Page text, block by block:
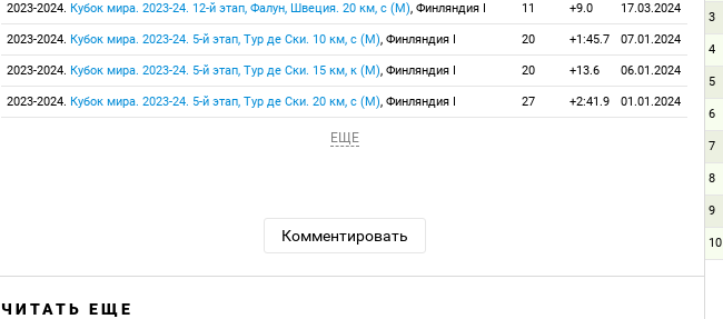
2023-2024. Кубок мира. 2023-24. 12-й этап, Фалун, Швеция. 20 км, с (М), Финляндия I 11 +9.0 17.03.2024
2023-2024. Кубок мира. 2023-24. 5-й этап, Тур де Ски. 10 км, с (М), Финляндия I 20 +1:45.7 07.01.2024
2023-2024. Кубок мира. 2023-24. 5-й этап, Тур де Ски. 15 км, к (М), Финляндия I 20 +13.6 06.01.2024
2023-2024. Кубок мира. 2023-24. 5-й этап, Тур де Ски. 20 км, с (М), Финляндия I 27 +2:41.9 01.01.2024
ЕЩЕ
Комментировать
ЧИТАТЬ ЕЩЕ
3
4
5
6
7
8
9
10